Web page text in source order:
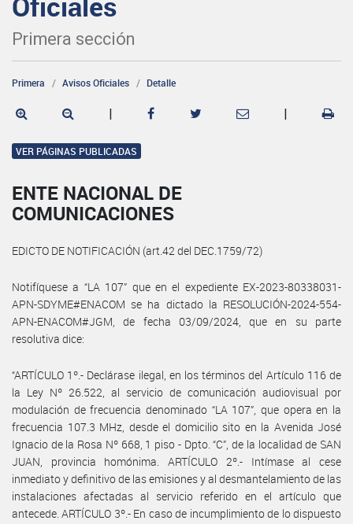
Primera sección
Primera Avisos Oficiales Detalle
| |
VER PÁGINAS PUBLICADAS
ENTE NACIONAL DE
COMUNICACIONES
EDICTO DE NOTIFICACIÓN (art.42 del DEC.1759/72)
Notifíquese a “LA 107” que en el expediente EX-2023-80338031-
APN-SDYME#ENACOM se ha dictado la RESOLUCIÓN-2024-554-
APN-ENACOM#JGM, de fecha 03/09/2024, que en su parte
resolutiva dice:
“ARTÍCULO 1º.- Declárase ilegal, en los términos del Artículo 116 de
la Ley Nº 26.522, al servicio de comunicación audiovisual por
modulación de frecuencia denominado “LA 107”, que opera en la
frecuencia 107.3 MHz, desde el domicilio sito en la Avenida José
Ignacio de la Rosa Nº 668, 1 piso - Dpto. “C”, de la localidad de SAN
JUAN, provincia homónima. ARTÍCULO 2º.- Intímase al cese
inmediato y definitivo de las emisiones y al desmantelamiento de las
instalaciones afectadas al servicio referido en el artículo que
antecede. ARTÍCULO 3º.- En caso de incumplimiento de lo dispuesto